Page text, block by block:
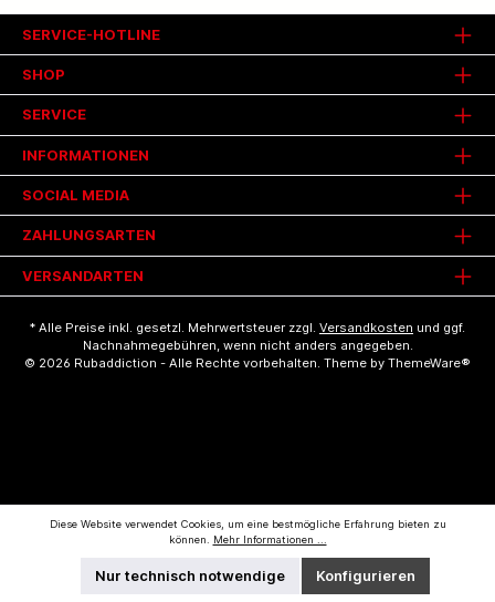
SHOP
SERVICE
INFORMATIONEN
SERVICE-HOTLINE
SOCIAL MEDIA
ZAHLUNGSARTEN
VERSANDARTEN
* Alle Preise inkl. gesetzl. Mehrwertsteuer zzgl. Versandkosten und ggf.
Nachnahmegebühren, wenn nicht anders angegeben.
© 2026 Rubaddiction - Alle Rechte vorbehalten. Theme by ThemeWare®
Diese Website verwendet Cookies, um eine bestmögliche Erfahrung bieten zu
können.
Mehr Informationen ...
Nur technisch notwendige Konfigurieren